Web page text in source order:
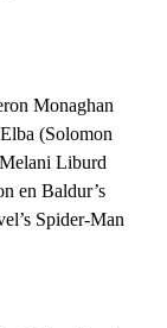
Monaghan
(Solomon
Liburd
en Baldur’s
Spider-Man